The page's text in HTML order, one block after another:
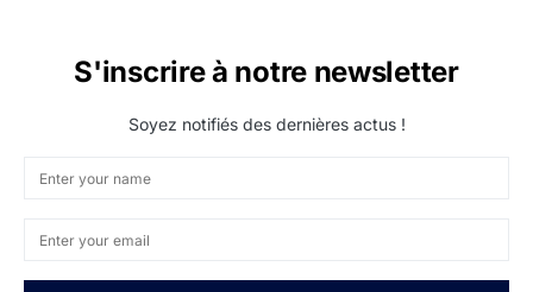
S'inscrire à notre newsletter
Soyez notifiés des dernières actus !